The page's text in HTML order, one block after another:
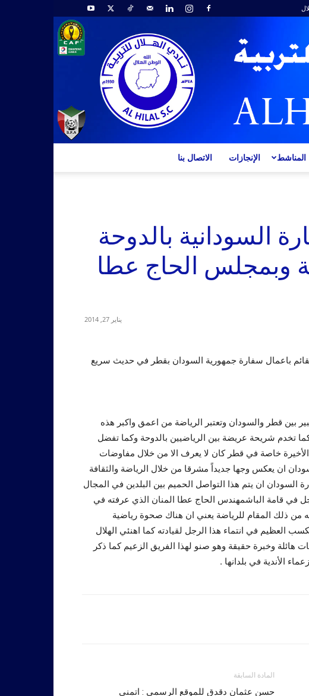
الاتصال بنا الإنجازات المناشط
السودانية بالدوحة
وبمجلس الحاج عطا
يناير 27, 2014
باعمال سفارة جمهورية السودان بقطر في حديث سريع
بين قطر والسودان وتعتبر الرياضة من اعمق واكبر هذه
تخدم شريحة عريضة بين الرياضيين بالدوحة وكما تفضل
الأخيرة خاصة في قطر كان لا يعرف الا من خلال مفاوضات
ان يعكس وجها جديداً مشرقا من خلال الرياضة والثقافة
ان يتم هذا التواصل الحميم بين البلدين في المجال
في قامة الباشمهندس الحاج عطا المنان الذي عرفته في
من ذلك المقام للرياضة يعني ان هناك صحوة رياضية
العظيم في انتماء هذا الرجل لقيادته كما اهنئي الهلال
هائلة وخبرة حقيقة وهو صنو لهذا الفريق الزعيم كما ذكر
الأندية في بلدانها .
المادة السابقة
حسن عثمان دقدق للموقع الرسمي : اتمنى